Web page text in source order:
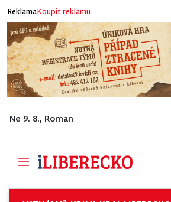
ReklamaKoupit reklamu
Ne 9. 8., Roman